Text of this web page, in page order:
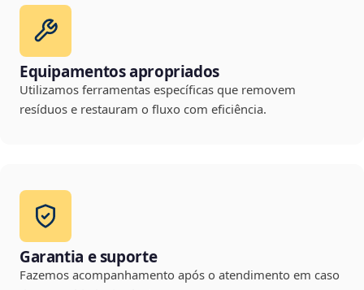
Equipamentos apropriados
Utilizamos ferramentas específicas que removem
resíduos e restauram o fluxo com eficiência.
Garantia e suporte
Fazemos acompanhamento após o atendimento em caso